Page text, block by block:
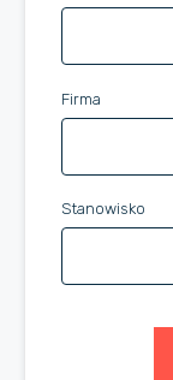
Firma
Stanowisko